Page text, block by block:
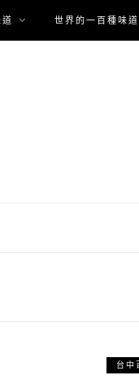
世界的一百種味道
台中